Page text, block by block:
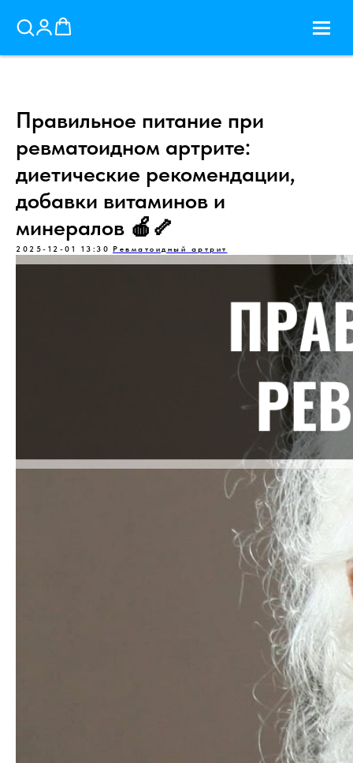
Правильное питание при
ревматоидном артрите:
диетические рекомендации,
добавки витаминов и
минералов 🍎🦴
2025-12-01 13:30 Ревматоидный артрит